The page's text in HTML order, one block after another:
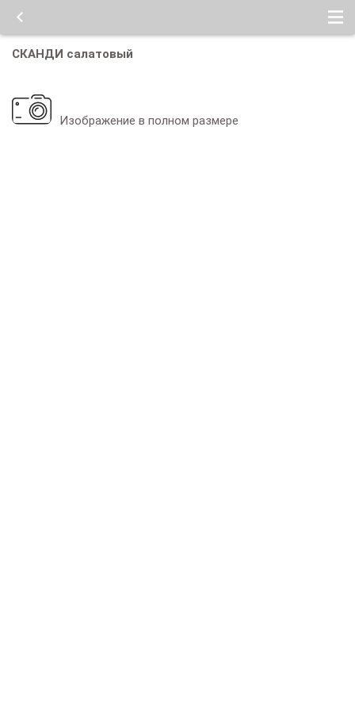
СКАНДИ салатовый
Изображение в полном размере